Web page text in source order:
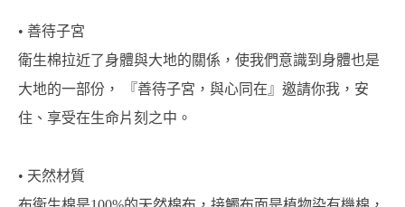
• 善待子宮
衛生棉拉近了身體與大地的關係，使我們意識到身體也是
大地的一部份， 『善待子宮，與心同在』邀請你我，安
住、享受在生命片刻之中。
• 天然材質